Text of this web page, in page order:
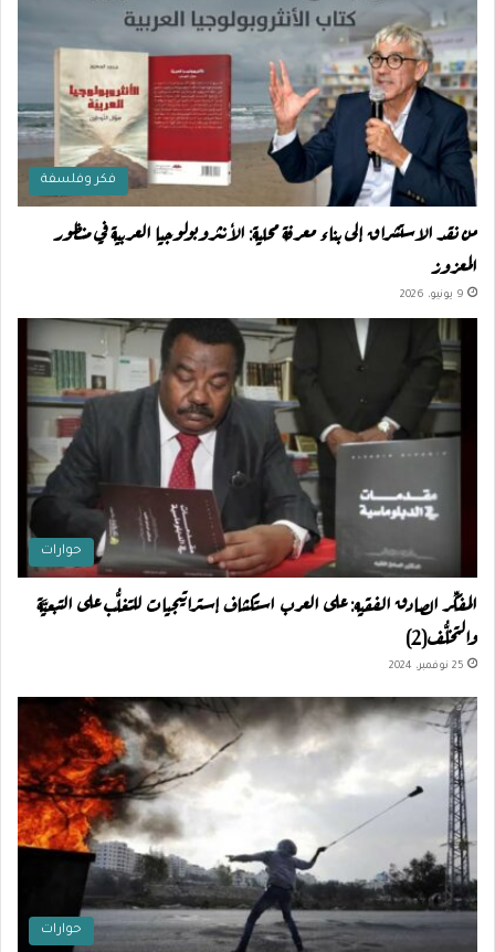
فكر وفلسفة
من نقد الاستشراق إلى بناء معرفة محلية: الأنثروبولوجيا العربية في منظور
المعزوز
9 يونيو، 2026
حوارات
المفكِّر الصادق الفقيه: على العرب استكشاف إستراتيجيات للتغلُّب على التبعيَّة
والتخلُّف(2)
25 نوفمبر، 2024
حوارات